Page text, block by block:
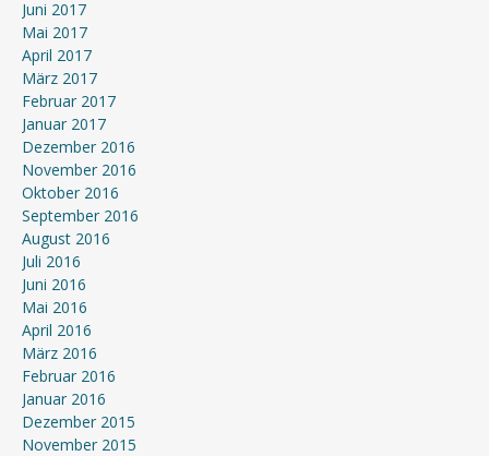
Juni 2017
Mai 2017
April 2017
März 2017
Februar 2017
Januar 2017
Dezember 2016
November 2016
Oktober 2016
September 2016
August 2016
Juli 2016
Juni 2016
Mai 2016
April 2016
März 2016
Februar 2016
Januar 2016
Dezember 2015
November 2015